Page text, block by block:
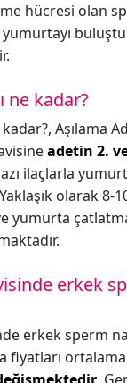
hücresi olan
ne kadar?
kadar?, Aşılama
adetin 2.
ilaçlarla
olarak 8-
yumurta
erkek
erkek sperm
fiyatları